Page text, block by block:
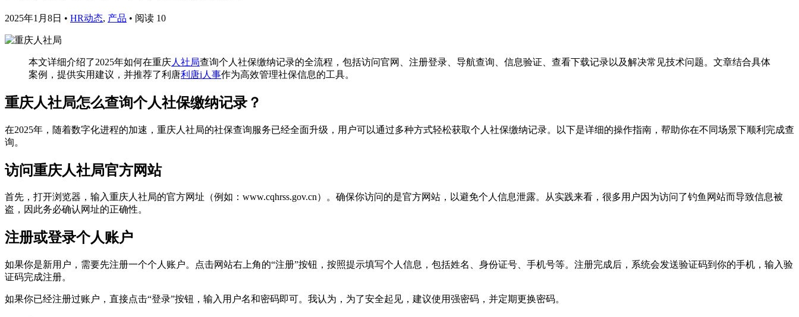
2025年1月8日 • HR动态, 产品 • 阅读 10
本文详细介绍了2025年如何在重庆人社局查询个人社保缴纳记录的全流程，包括访问官网、注册登录、导航查询、信息验证、查看下载记录以及解决常见技术问题。文章结合具体
案例，提供实用建议，并推荐了利唐利唐i人事作为高效管理社保信息的工具。
重庆人社局怎么查询个人社保缴纳记录？
在2025年，随着数字化进程的加速，重庆人社局的社保查询服务已经全面升级，用户可以通过多种方式轻松获取个人社保缴纳记录。以下是详细的操作指南，帮助你在不同场景下顺利完成查
询。
访问重庆人社局官方网站
首先，打开浏览器，输入重庆人社局的官方网址（例如：www.cqhrss.gov.cn）。确保你访问的是官方网站，以避免个人信息泄露。从实践来看，很多用户因为访问了钓鱼网站而导致信息被
盗，因此务必确认网址的正确性。
注册或登录个人账户
如果你是新用户，需要先注册一个个人账户。点击网站右上角的“注册”按钮，按照提示填写个人信息，包括姓名、身份证号、手机号等。注册完成后，系统会发送验证码到你的手机，输入验
证码完成注册。
如果你已经注册过账户，直接点击“登录”按钮，输入用户名和密码即可。我认为，为了安全起见，建议使用强密码，并定期更换密码。